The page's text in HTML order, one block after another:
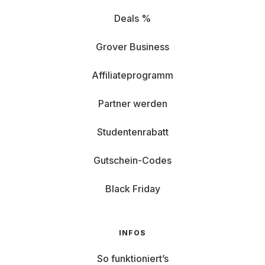
Deals %
Grover Business
Affiliateprogramm
Partner werden
Studentenrabatt
Gutschein-Codes
Black Friday
INFOS
So funktioniert’s